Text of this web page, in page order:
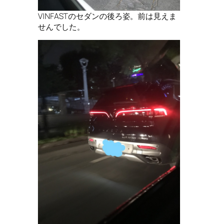
VINFASTのセダンの後ろ姿。前は見えま
せんでした。